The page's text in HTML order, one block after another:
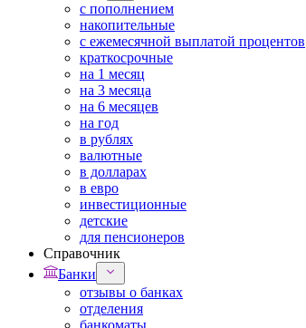
с пополнением
накопительные
с ежемесячной выплатой процентов
краткосрочные
на 1 месяц
на 3 месяца
на 6 месяцев
на год
в рублях
валютные
в долларах
в евро
инвестиционные
детские
для пенсионеров
Справочник
Банки
отзывы о банках
отделения
банкоматы